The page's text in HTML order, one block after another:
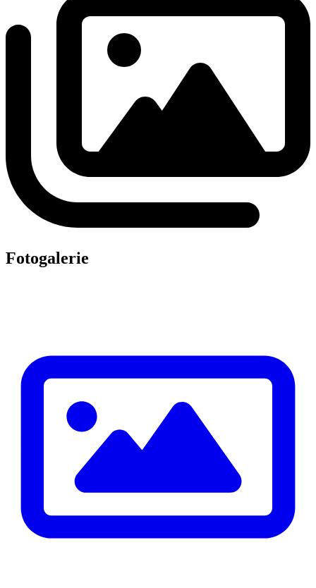
Fotogalerie